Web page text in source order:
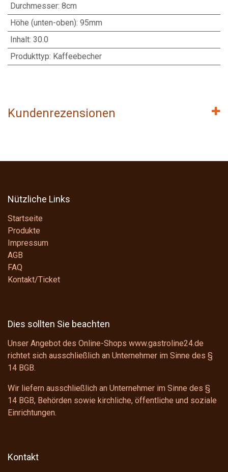
Durchmesser: 8cm
Höhe (unten-oben): 95mm
Inhalt: 30.0
Produkttyp: Kaffeebecher
Kundenrezensionen
Nützliche Links
Startseite
Produkte
Impressum
AGB
FAQ
Kontakt/Ticket
Dies sollten Sie beachten
Unser Angebot des Online-Shops www.gastroline24.de
richtet sich ausschließlich an Unternehmer im Sinne des §
14 BGB.
Wir liefern ausschließlich an Unternehmer im Sinne des §
14 BGB, Behörden sowie kirchliche, öffentliche und soziale
Einrichtungen.
Kontakt